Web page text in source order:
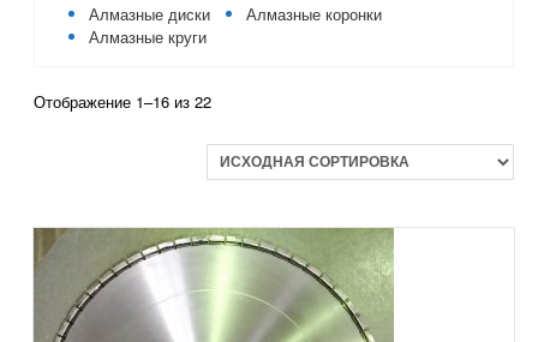
Алмазные диски
Алмазные коронки
Алмазные круги
Отображение 1–16 из 22